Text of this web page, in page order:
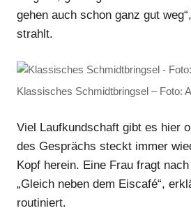
gehen auch schon ganz gut
strahlt.
Klassisches Schmidtbringsel – Foto:
Viel Laufkundschaft gibt es hier
des Gesprächs steckt immer
Kopf herein. Eine Frau fragt
„Gleich neben dem Eiscafé“,
routiniert.